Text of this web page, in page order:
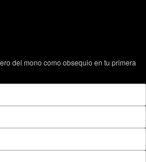
del mono como obsequio en tu primera